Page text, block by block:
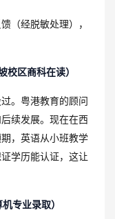
（经脱敏处理），
校区商科在读）
。粤港教育的顾问
续发展。现在在西
，英语从小班教学
学历能认证，这让
专业录取）